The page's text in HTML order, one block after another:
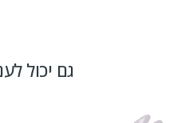
גם יכול